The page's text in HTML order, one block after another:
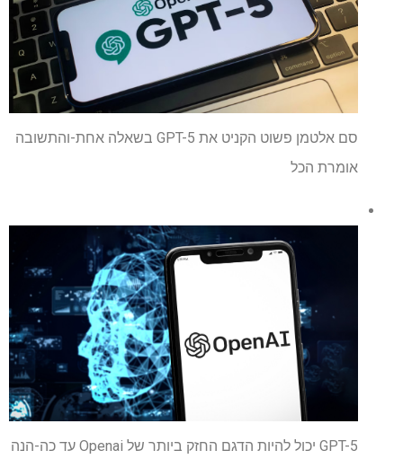
סם אלטמן פשוט הקניט את GPT-5 בשאלה אחת-והתשובה
אומרת הכל
GPT-5 יכול להיות הדגם החזק ביותר של Openai עד כה-הנה